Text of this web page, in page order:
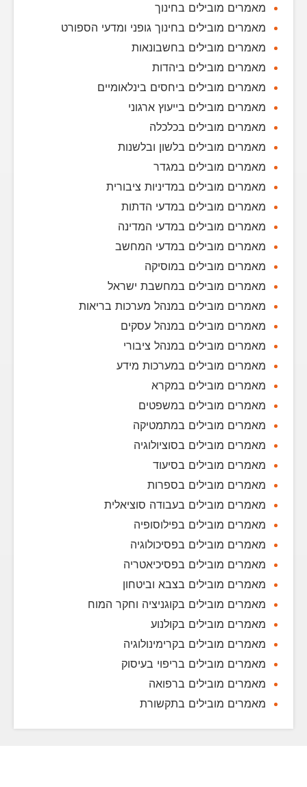
מאמרים מובילים בחינוך
מאמרים מובילים בחינוך גופני ומדעי הספורט
מאמרים מובילים בחשבונאות
מאמרים מובילים ביהדות
מאמרים מובילים ביחסים בינלאומיים
מאמרים מובילים בייעוץ ארגוני
מאמרים מובילים בכלכלה
מאמרים מובילים בלשון ובלשנות
מאמרים מובילים במגדר
מאמרים מובילים במדיניות ציבורית
מאמרים מובילים במדעי הדתות
מאמרים מובילים במדעי המדינה
מאמרים מובילים במדעי המחשב
מאמרים מובילים במוסיקה
מאמרים מובילים במחשבת ישראל
מאמרים מובילים במנהל מערכות בריאות
מאמרים מובילים במנהל עסקים
מאמרים מובילים במנהל ציבורי
מאמרים מובילים במערכות מידע
מאמרים מובילים במקרא
מאמרים מובילים במשפטים
מאמרים מובילים במתמטיקה
מאמרים מובילים בסוציולוגיה
מאמרים מובילים בסיעוד
מאמרים מובילים בספרות
מאמרים מובילים בעבודה סוציאלית
מאמרים מובילים בפילוסופיה
מאמרים מובילים בפסיכולוגיה
מאמרים מובילים בפסיכיאטריה
מאמרים מובילים בצבא וביטחון
מאמרים מובילים בקוגניציה וחקר המוח
מאמרים מובילים בקולנוע
מאמרים מובילים בקרימינולוגיה
מאמרים מובילים בריפוי בעיסוק
מאמרים מובילים ברפואה
מאמרים מובילים בתקשורת